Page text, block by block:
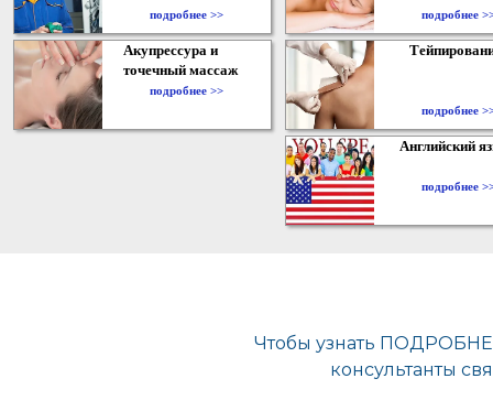
подробнее >> подробнее
Акупрессура и
точечный массаж
подробнее >>
подробнее
Английский
подробнее